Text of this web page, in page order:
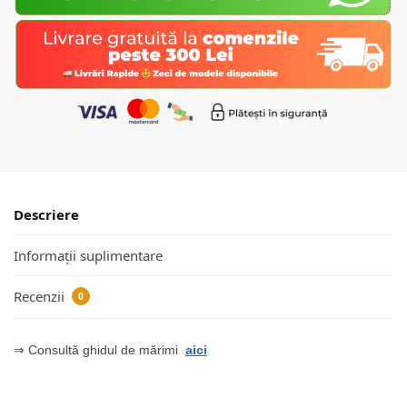
Descriere
Informații suplimentare
Recenzii 0
⇒ Consultă ghidul de mărimi aici